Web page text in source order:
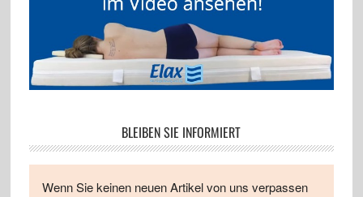
BLEIBEN SIE INFORMIERT
Wenn Sie keinen neuen Artikel von uns verpassen